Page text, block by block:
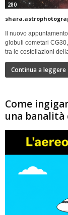
280
Il nuovo
globuli cometari
tra le costellazioni
Continua a leggere
Come
una